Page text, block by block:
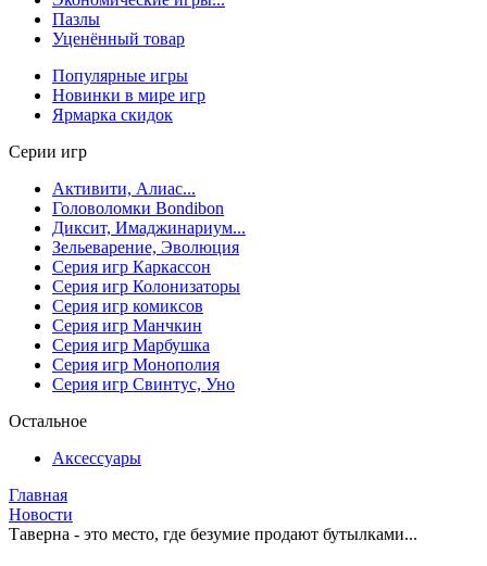
Пазлы
Уценённый товар
Популярные игры
Новинки в мире игр
Ярмарка скидок
Серии игр
Активити, Алиас...
Головоломки Bondibon
Диксит, Имаджинариум...
Зельеварение, Эволюция
Серия игр Каркассон
Серия игр Колонизаторы
Серия игр комиксов
Серия игр Манчкин
Серия игр Марбушка
Серия игр Монополия
Серия игр Свинтус, Уно
Остальное
Аксессуары
Главная
Новости
Таверна - это место, где безумие продают бутылками...